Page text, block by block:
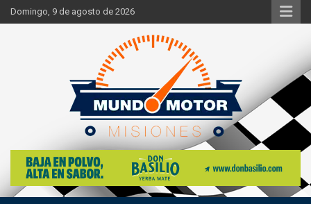
Skip
to
Domingo, 9 de agosto de 2026
Mundo Motor Misiones
Si hay ruido de motores ahí estaremos